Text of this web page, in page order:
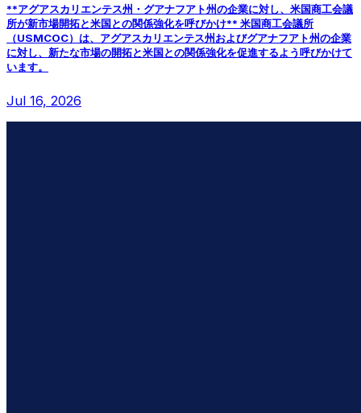
**アグアスカリエンテス州・グアナフアト州の企業に対し、米国商工会議
所が新市場開拓と米国との関係強化を呼びかけ** 米国商工会議所
（USMCOC）は、アグアスカリエンテス州およびグアナフアト州の企業
に対し、新たな市場の開拓と米国との関係強化を促進するよう呼びかけて
います。
Jul 16, 2026